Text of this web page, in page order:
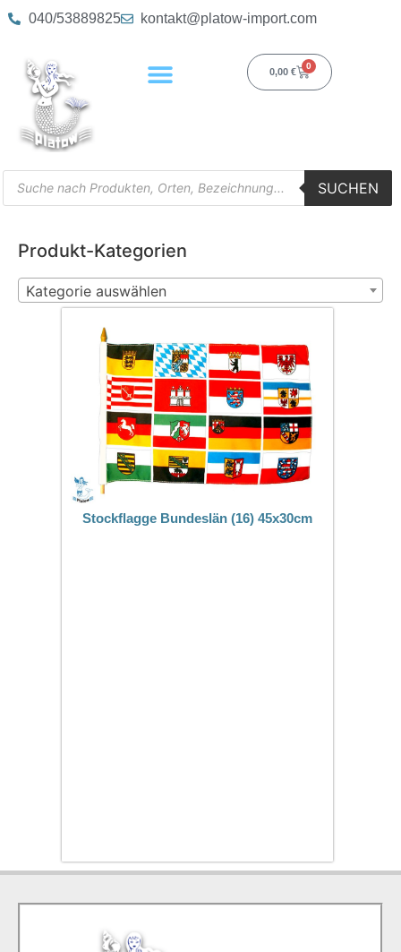
040/53889825 kontakt@platow-import.com
0,00 €
0
SUCHEN
Produkt-Kategorien
Kategorie auswählen
Stockflagge Bundeslän (16) 45x30cm